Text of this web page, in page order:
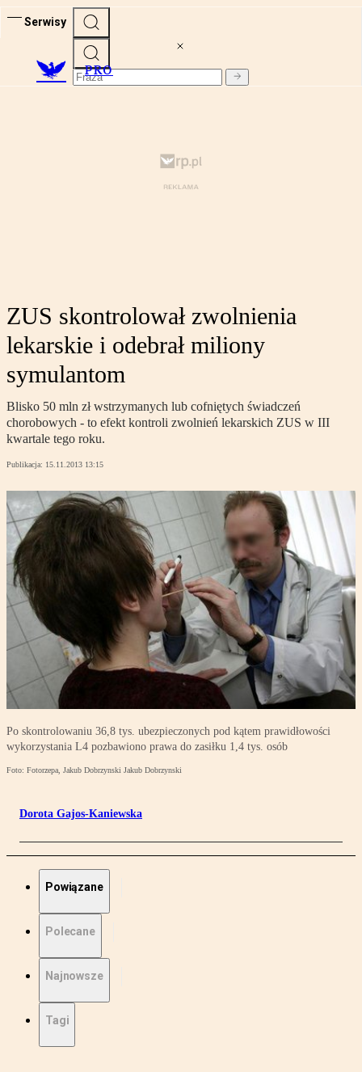
Serwisy
PRO
ZUS skontrolował zwolnienia
lekarskie i odebrał miliony
symulantom
Blisko 50 mln zł wstrzymanych lub cofniętych świadczeń
chorobowych - to efekt kontroli zwolnień lekarskich ZUS w III
kwartale tego roku.
Publikacja: 15.11.2013 13:15
Po skontrolowaniu 36,8 tys. ubezpieczonych pod kątem prawidłowości
wykorzystania L4 pozbawiono prawa do zasiłku 1,4 tys. osób
Foto: Fotorzepa, Jakub Dobrzynski Jakub Dobrzynski
Dorota Gajos-Kaniewska
Powiązane
Polecane
Najnowsze
Tagi